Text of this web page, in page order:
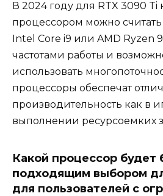
В 2024 году для RTX 3090
процессором можно
Intel Core i9 или AMD Ryzen
частотами работы и
использовать
процессоры обеспечат
производительность как в
выполнении ресурсоемких
Какой процессор будет
подходящим выбором
для пользователей с